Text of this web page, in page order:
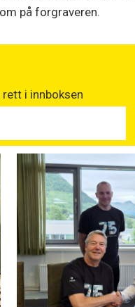
på forgraveren.
i innboksen